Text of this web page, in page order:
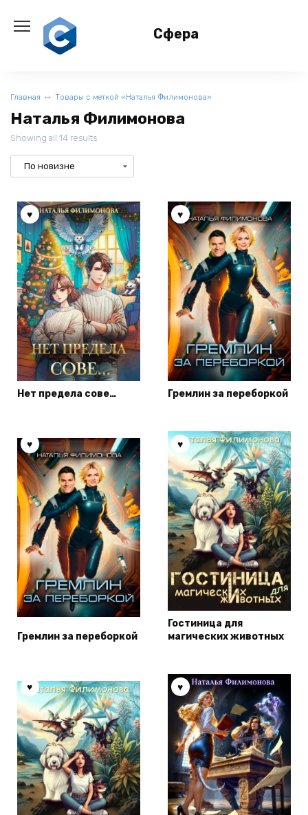
содержанию
Сфера
Главная Товары с меткой «Наталья Филимонова»
Наталья Филимонова
Showing all 14 results
Нет предела сове… Гремлин за переборкой
Гремлин за переборкой
Гостиница для
магических животных